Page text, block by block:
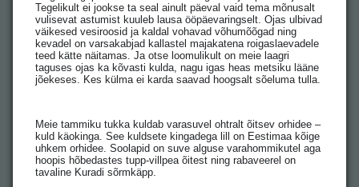
Tegelikult ei jookse ta seal ainult päeval vaid tema mõnusalt
vulisevat astumist kuuleb lausa ööpäevaringselt. Ojas ulbivad
väikesed vesiroosid ja kaldal vohavad võhumõõgad ning
kevadel on varsakabjad kallastel majakatena roigaslaevadele
teed kätte näitamas. Ja otse loomulikult on meie laagri
taguses ojas ka kõvasti kulda, nagu igas heas metsiku lääne
jõekeses. Kes külma ei karda saavad hoogsalt sõeluma tulla.
Meie tammiku tukka kuldab varasuvel ohtralt õitsev orhidee –
kuld käokinga. See kuldsete kingadega lill on Eestimaa kõige
uhkem orhidee. Soolapid on suve alguse varahommikutel aga
hoopis hõbedastes tupp-villpea õitest ning rabaveerel on
tavaline Kuradi sõrmkäpp.